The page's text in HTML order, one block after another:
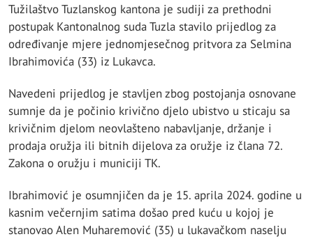
Tužilaštvo Tuzlanskog kantona je sudiji za prethodni
postupak Kantonalnog suda Tuzla stavilo prijedlog za
određivanje mjere jednomjesečnog pritvora za Selmina
Ibrahimovića (33) iz Lukavca.
Navedeni prijedlog je stavljen zbog postojanja osnovane
sumnje da je počinio krivično djelo ubistvo u sticaju sa
krivičnim djelom neovlašteno nabavljanje, držanje i
prodaja oružja ili bitnih dijelova za oružje iz člana 72.
Zakona o oružju i municiji TK.
Ibrahimović je osumnjičen da je 15. aprila 2024. godine u
kasnim večernjim satima došao pred kuću u kojoj je
stanovao Alen Muharemović (35) u lukavačkom naselju